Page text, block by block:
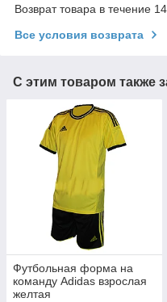
Возврат товара в течение
Все условия возврата
С этим товаром также
Футбольная форма на
команду Adidas взрослая
желтая